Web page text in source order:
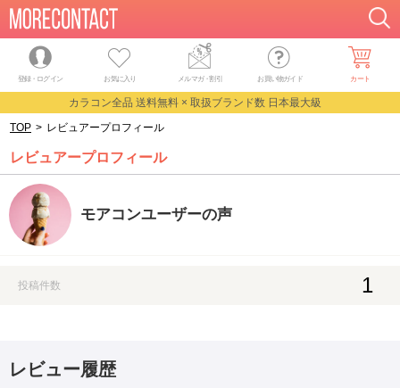
登録・ログイン お気に入り メルマガ・割引 お買い物ガイド カート
カラコン全品 送料無料 × 取扱ブランド数 日本最大級
TOP > レビュアープロフィール
レビュアープロフィール
モアコンユーザーの声
投稿件数 1
レビュー履歴